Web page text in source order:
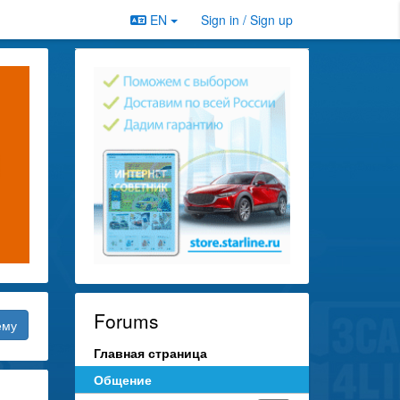
EN Sign in / Sign up
Forums
Главная страница
Общение